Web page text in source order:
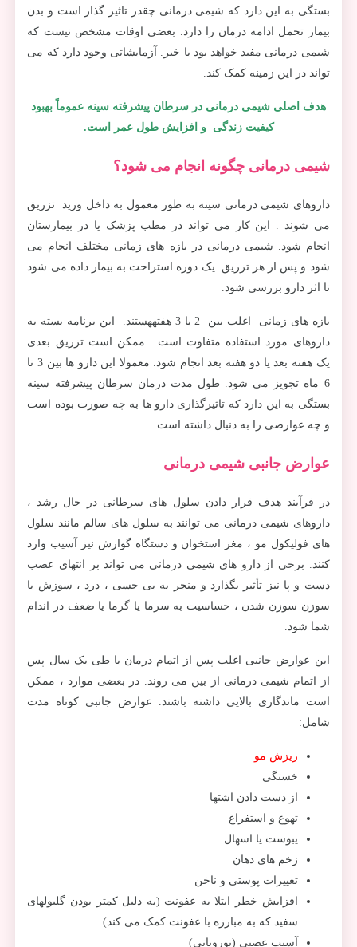
بستگی به این دارد که شیمی درمانی چقدر تاثیر گذار است و بدن
بیمار تحمل ادامه درمان را دارد. بعضی اوقات مشخص نیست که
شیمی درمانی مفید خواهد بود یا خیر. آزمایشاتی وجود دارد که می
تواند در این زمینه کمک کند.
هدف اصلی شيمی درمانی در سرطان پیشرفته سينه عموماً بهبود
کیفیت زندگی و افزایش طول عمر است.
شیمی درمانی چگونه انجام می شود؟
داروهای شیمی درمانی سینه به طور معمول به داخل ورید تزریق
می شوند . این کار می تواند در مطب پزشک یا در بیمارستان
انجام شود. شیمی درمانی در بازه های زمانی مختلف انجام می
شود و پس از هر تزریق یک دوره استراحت به بیمار داده می شود
تا اثر دارو بررسی شود.
بازه های زمانی اغلب بین 2 یا 3 هفتههستند. این برنامه بسته به
داروهای مورد استفاده متفاوت است. ممکن است تزریق بعدی
یک هفته بعد یا دو هفته بعد انجام شود. معمولا این دارو ها بین 3 تا
6 ماه تجویز می شود. طول مدت درمان سرطان پیشرفته سینه
بستگی به این دارد که تاثیرگذاری دارو ها به چه صورت بوده است
و چه عوارضی را به دنبال داشته است.
عوارض جانبی شیمی درمانی
در فرآیند هدف قرار دادن سلول های سرطانی در حال رشد ،
داروهای شیمی درمانی می توانند به سلول های سالم مانند سلول
های فولیکول مو ، مغز استخوان و دستگاه گوارش نیز آسیب وارد
کنند. برخی از دارو های شیمی درمانی می تواند بر انتهای عصب
دست و پا نیز تأثیر بگذارد و منجر به بی حسی ، درد ، سوزش یا
سوزن سوزن شدن ، حساسیت به سرما یا گرما یا ضعف در اندام
شما شود.
این عوارض جانبی اغلب پس از اتمام درمان یا طی یک سال پس
از اتمام شیمی درمانی از بین می روند. در بعضی موارد ، ممکن
است ماندگاری بالایی داشته باشند. عوارض جانبی کوتاه مدت
شامل:
ریزش مو
خستگی
از دست دادن اشتها
تهوع و استفراغ
یبوست یا اسهال
زخم های دهان
تغییرات پوستی و ناخن
افزایش خطر ابتلا به عفونت (به دلیل کمتر بودن گلبولهای
سفید که به مبارزه با عفونت کمک می کند)
آسیب عصبی (نوروپاتی)